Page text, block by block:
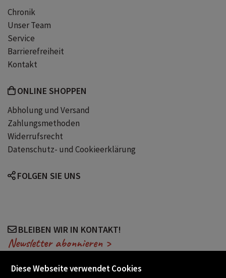
Die zerrissenen Jahre
Deutsche Geschichte
Diktatur
Chronik
Unser Team
Service
Barrierefreiheit
Kontakt
ONLINE SHOPPEN
Abholung und Versand
Zahlungsmethoden
Widerrufsrecht
Datenschutz- und Cookieerklärung
FOLGEN SIE UNS
BLEIBEN WIR IN KONTAKT!
Newsletter abonnieren >
Diese Webseite verwendet Cookies